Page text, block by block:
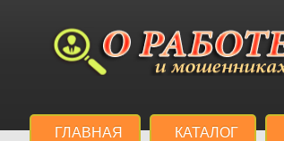
ГЛАВНАЯ КАТАЛОГ